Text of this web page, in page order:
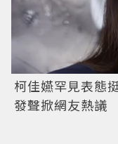
柯佳嬿罕見表態
發聲掀網友熱議